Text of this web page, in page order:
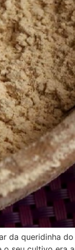
da queridinha